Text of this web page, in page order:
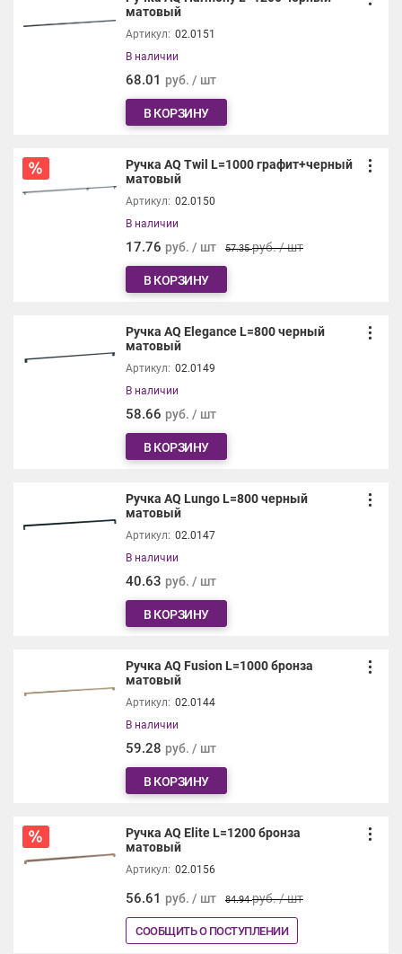
матовый
Артикул: 02.0151
В наличии
68.01 руб. / шт
В КОРЗИНУ
Ручка AQ Twil L=1000 графит+черный
матовый
Артикул: 02.0150
В наличии
17.76 руб. / шт 57.35руб. / шт
В КОРЗИНУ
Ручка AQ Elegance L=800 черный
матовый
Артикул: 02.0149
В наличии
58.66 руб. / шт
В КОРЗИНУ
Ручка AQ Lungo L=800 черный
матовый
Артикул: 02.0147
В наличии
40.63 руб. / шт
В КОРЗИНУ
Ручка AQ Fusion L=1000 бронза
матовый
Артикул: 02.0144
В наличии
59.28 руб. / шт
В КОРЗИНУ
Ручка AQ Elite L=1200 бронза
матовый
Артикул: 02.0156
56.61 руб. / шт 84.94руб. / шт
СООБЩИТЬ О ПОСТУПЛЕНИИ